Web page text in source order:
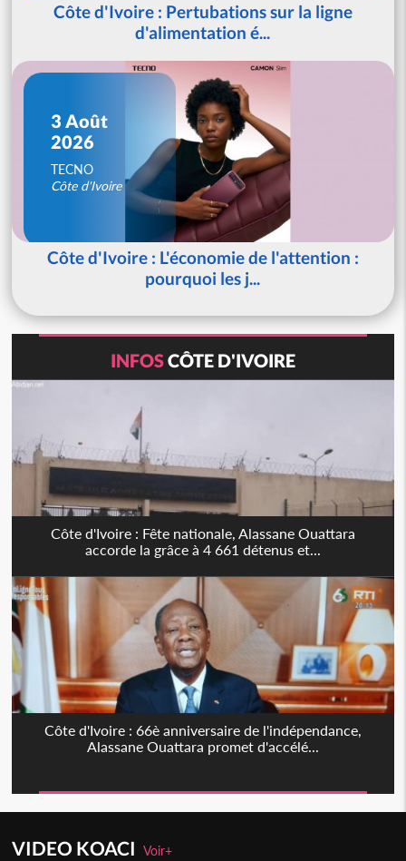
Côte d'Ivoire : Pertubations sur la ligne
d'alimentation é...
3 Août
2026
TECNO
Côte d'Ivoire
Côte d'Ivoire : L'économie de l'attention :
pourquoi les j...
INFOSCÔTE D'IVOIRE
Côte d'Ivoire : Fête nationale, Alassane Ouattara
accorde la grâce à 4 661 détenus et...
Côte d'Ivoire : 66è anniversaire de l'indépendance,
Alassane Ouattara promet d'accélé...
VIDEO KOACIVoir+